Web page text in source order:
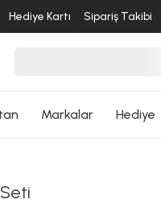
Hediye Kartı Sipariş Takibi
Markalar Hediye